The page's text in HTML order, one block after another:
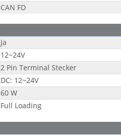
CAN FD
Ja
12~24V
2 Pin Terminal Stecker
DC: 12~24V
60 W
Full Loading